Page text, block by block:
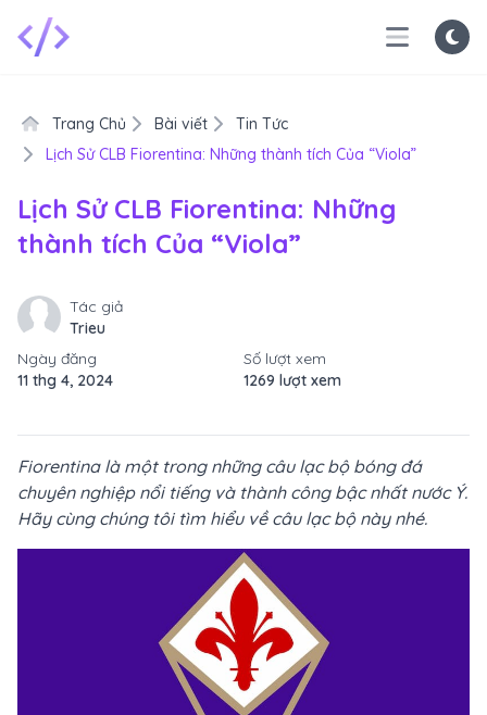
Trang Chủ Bài viết
Tin Tức
Lịch Sử CLB Fiorentina: Những thành tích Của “Viola”
Lịch Sử CLB Fiorentina: Những
thành tích Của “Viola”
Tác giả
Trieu
Ngày đăng
11 thg 4, 2024
Số lượt xem
1269 lượt xem
Fiorentina là một trong những câu lạc bộ bóng đá
chuyên nghiệp nổi tiếng và thành công bậc nhất nước Ý.
Hãy cùng chúng tôi tìm hiểu về câu lạc bộ này nhé.